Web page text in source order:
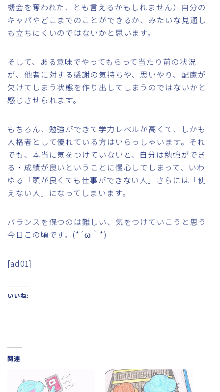
機会を奪われた、とも言えるかもしれません）自分の
キャパやどこまでのことができるか、みたいな見通し
も立ちにくいのではないかと思います。
そして、ある意味でやってもらって当たり前の状況
が、他者に対する感謝の気持ちや、思いやり、配慮が
欠けてしまう状態を作り出してしまうのではないかと
感じさせられます。
もちろん、勉強ができて学力レベルが高くて、しかも
人格者として優れている方はいらっしゃいます。それ
でも、本当に気をつけていないと、自分は勉強ができ
る・成績が良いということに慢心してしまって、いわ
ゆる「頭が良くても仕事ができない人」さらには「使
えない人」になってしまいます。
バランスを保つのは難しい、気をつけていこうと思う
今日この頃です。(*´ω｀*)
[ad01]
いいね:
関連